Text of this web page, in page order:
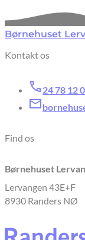
Børnehuset
Kontakt os
24 78 12
Find os
Børnehuset
Lervangen 43E+F
8930 Randers NØ